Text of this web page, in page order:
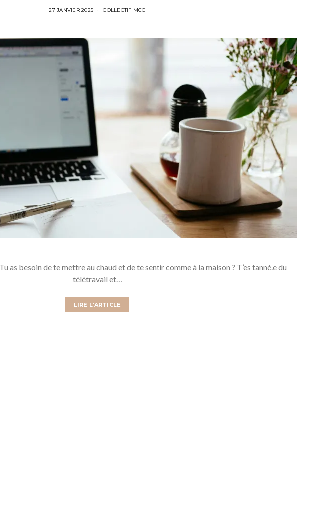
27 JANVIER 2025 COLLECTIF MCC
as besoin de te mettre au chaud et de te sentir comme à la maison ? T’es tanné.e du
télétravail et…
LIRE L'ARTICLE